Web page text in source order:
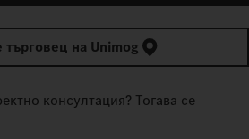
търговец на Unimog
консултация? Тогава се